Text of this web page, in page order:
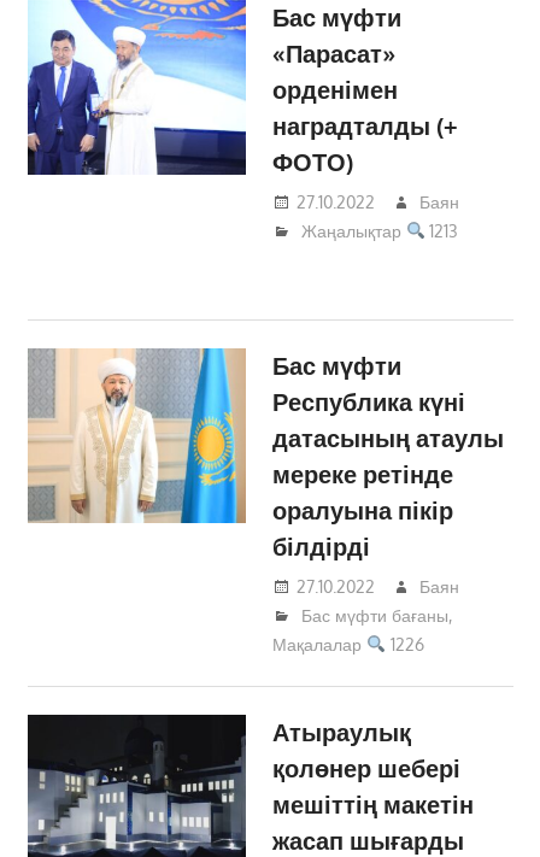
Бас мүфти
«Парасат»
орденімен
наградталды (+
ФОТО)
27.10.2022
Баян
Жаңалықтар
1213
Бас мүфти
Республика күні
датасының атаулы
мереке ретінде
оралуына пікір
білдірді
27.10.2022
Баян
Бас мүфти бағаны,
Мақалалар
1226
Атыраулық
қолөнер шебері
мешіттің макетін
жасап шығарды